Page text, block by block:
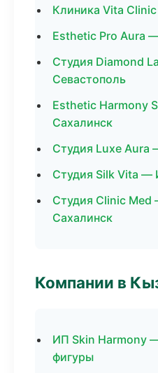
Клиника Vita
Esthetic Pro Aura
Студия Diamond
Севастополь
Esthetic
Сахалинск
Студия Luxe Aura
Студия Silk Vita —
Студия Clinic
Сахалинск
Компании в
ИП Skin Harmony
фигуры